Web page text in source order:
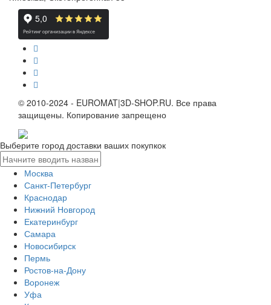
© 2010-2024 - EUROMAT|3D-SHOP.RU. Все права
защищены. Копирование запрещено
Выберите город доставки ваших покупкок
Москва
Санкт-Петербург
Краснодар
Нижний Новгород
Екатеринбург
Самара
Новосибирск
Пермь
Ростов-на-Дону
Воронеж
Уфа